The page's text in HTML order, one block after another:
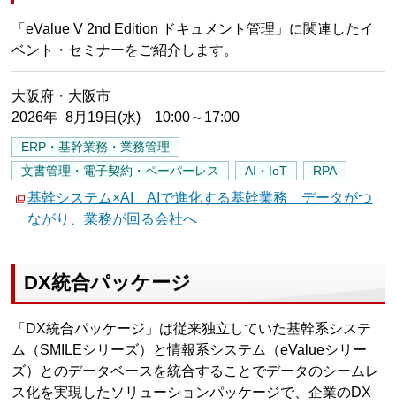
「eValue V 2nd Edition ドキュメント管理」に関連したイ
ベント・セミナーをご紹介します。
大阪府・大阪市
2026年 8月19日(水) 10:00～17:00
ERP・基幹業務・業務管理
文書管理・電子契約・ペーパーレス
AI・IoT RPA
基幹システム×AI AIで進化する基幹業務 データがつ
ながり、業務が回る会社へ
DX統合パッケージ
「DX統合パッケージ」は従来独立していた基幹系システ
ム（SMILEシリーズ）と情報系システム（eValueシリー
ズ）とのデータベースを統合することでデータのシームレ
ス化を実現したソリューションパッケージで、企業のDX